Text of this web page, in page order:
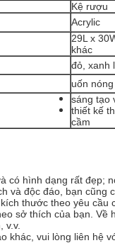
Kệ rượu
Acrylic
29L x
khác
đỏ, xanh
uốn
sáng tạo
thiết kế
cầm
có hình dạng rất đẹp;
và độc đáo, bạn cũng
thước theo yêu
sở thích của bạn. Về
v.v.
khác, vui lòng liên hệ